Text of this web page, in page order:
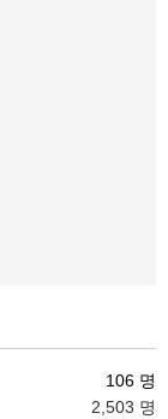
106 명
2,503 명